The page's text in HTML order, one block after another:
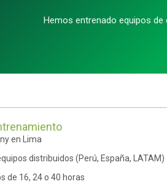
Hemos entrenado equipos
en Lima
distribuidos (Perú, España, LATAM)
de 16, 24 o 40 horas